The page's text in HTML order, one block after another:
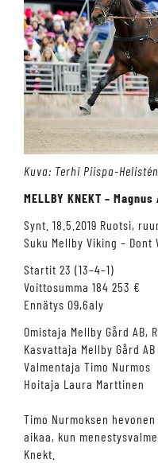
Kuva: Terhi Piispa-Helistén.
MELLBY KNEKT –
Synt. 18.5.2019 Ruotsi,
Suku Mellby Viking – Dont
Startit 23 (13–4–1)
Voittosumma 184 253 €
Ennätys 09,6aly
Omistaja Mellby Gård AB,
Kasvattaja Mellby Gård AB
Valmentaja Timo Nurmos
Hoitaja Laura Marttinen
Timo Nurmoksen
aikaa, kun
Knekt.